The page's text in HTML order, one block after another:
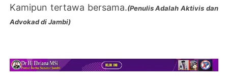
Kamipun tertawa bersama.(Penulis Adalah Aktivis dan
Advokad di Jambi)